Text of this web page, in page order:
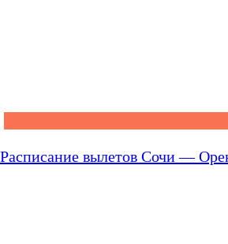
Расписание вылетов Сочи —